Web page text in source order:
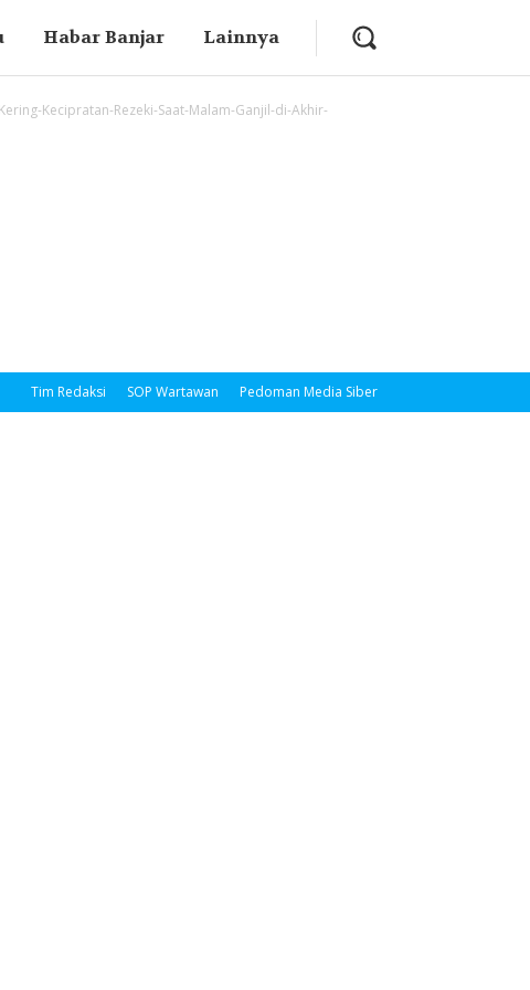
Habar Banjar Lainnya
Kecipratan-Rezeki-Saat-Malam-Ganjil-di-Akhir-
Tim Redaksi SOP Wartawan Pedoman Media Siber